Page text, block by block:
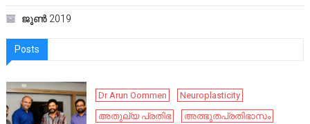
ജൂൺ 2019
Posts
Dr Arun Oommen
Neuroplasticity
അതുല്യ പ്രതിഭ
അത്ഭുതപ്രതിഭാസം